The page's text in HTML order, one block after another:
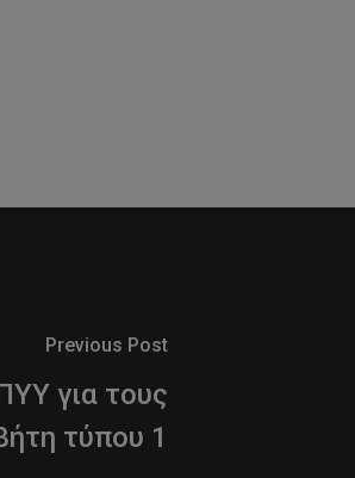
Previous Post
για τους
τύπου 1